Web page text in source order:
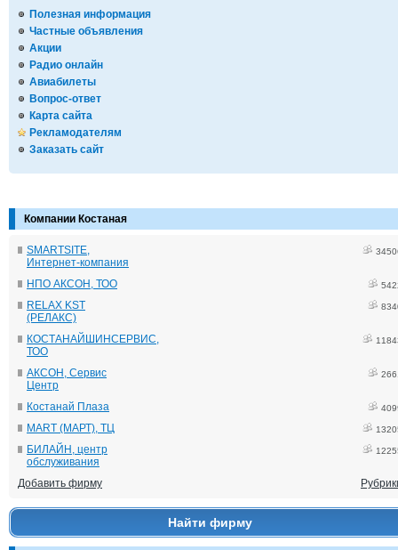
Полезная информация
Частные объявления
Акции
Радио онлайн
Авиабилеты
Вопрос-ответ
Карта сайта
Рекламодателям
Заказать сайт
Компании Костаная
SMARTSITE,
Интернет-компания
НПО АКСОН, ТОО
RELAX KST
(РЕЛАКС)
КОСТАНАЙШИНСЕРВИС,
ТОО
АКСОН, Сервис
Центр
Костанай Плаза
MART (МАРТ), ТЦ
БИЛАЙН, центр
обслуживания
Добавить фирму
Найти фирму